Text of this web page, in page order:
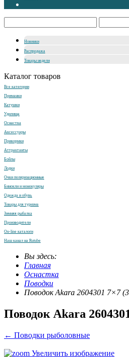
Новинки
Распродажа
Товары недели
Каталог товаров
Все категории
Приманки
Катушки
Удилища
Оснастка
Аксессуары
Прикормки
Аттрактанты
Бойлы
Лодки
Очки поляризационные
Бинокли и монокуляры
Одежда и обувь
Товары для туризма
Зимняя рыбалка
Производители
On-line каталоги
Наш канал на Rutube
Вы здесь:
Главная
Оснастка
Поводки
Поводок Akara 2604301 7×7
Поводок Akara
← Поводки рыболовные
Увеличить изображение